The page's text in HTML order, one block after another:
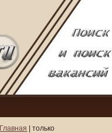
Главная | только